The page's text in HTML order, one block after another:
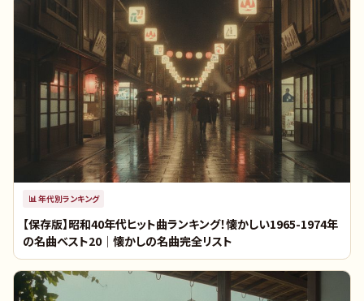
📊年代別ランキング
【保存版】昭和40年代ヒット曲ランキング！懐かしい1965-1974年
の名曲ベスト20｜懐かしの名曲完全リスト